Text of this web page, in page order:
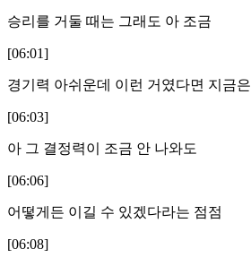
승리를 거둘 때는 그래도 아 조금
[06:01]
경기력 아쉬운데 이런 거였다면 지금은
[06:03]
아 그 결정력이 조금 안 나와도
[06:06]
어떻게든 이길 수 있겠다라는 점점
[06:08]